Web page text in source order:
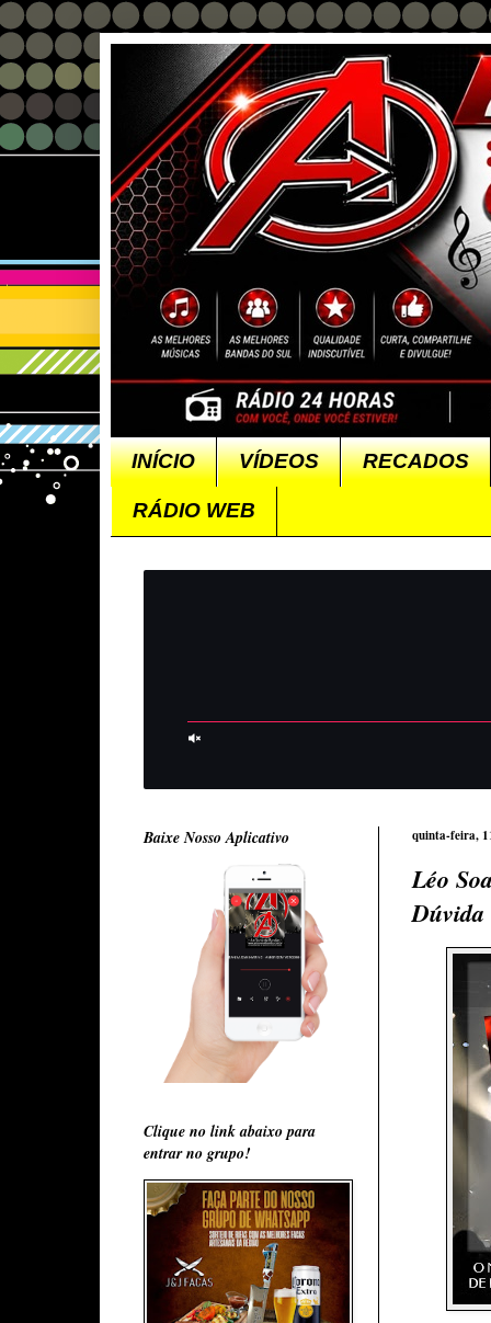
INÍCIO VÍDEOS RECADOS
RÁDIO WEB
quinta-feira,
Léo
Dúvida
Baixe Nosso Aplicativo
Clique no link abaixo para
entrar no grupo!